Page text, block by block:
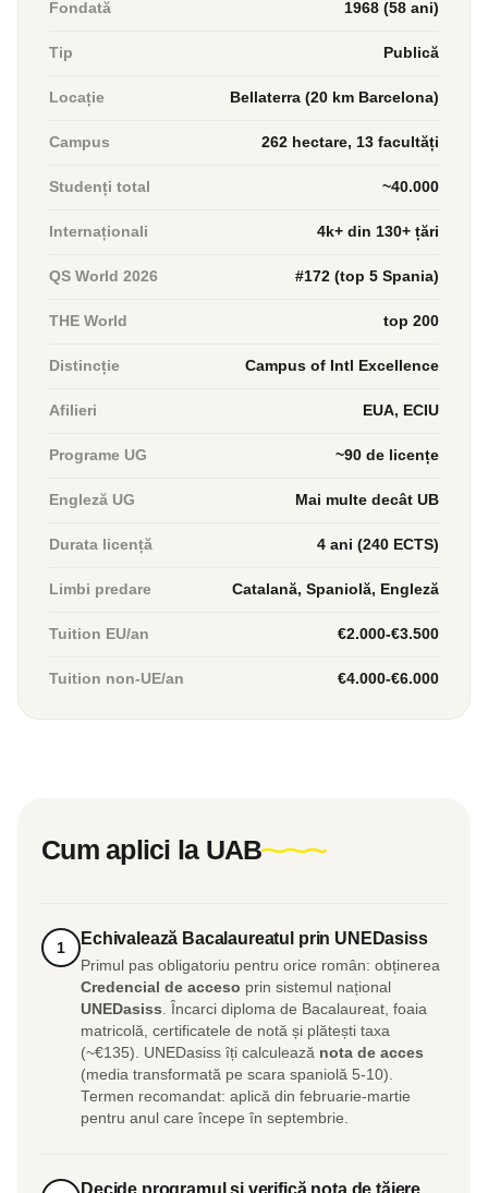
Fondată 1968 (58 ani)
Tip Publică
Locație Bellaterra (20 km Barcelona)
Campus 262 hectare, 13 facultăți
Studenți total ~40.000
Internaționali 4k+ din 130+ țări
QS World 2026 #172 (top 5 Spania)
THE World top 200
Distincție Campus of Intl Excellence
Afilieri EUA, ECIU
Programe UG ~90 de licențe
Engleză UG Mai multe decât UB
Durata licență 4 ani (240 ECTS)
Limbi predare Catalană, Spaniolă, Engleză
Tuition EU/an €2.000-€3.500
Tuition non-UE/an €4.000-€6.000
Cum aplici la UAB
1 Echivalează Bacalaureatul prin UNEDasiss
Primul pas obligatoriu pentru orice român: obținerea
Credencial de acceso prin sistemul național
UNEDasiss. Încarci diploma de Bacalaureat, foaia
matricolă, certificatele de notă și plătești taxa
(~€135). UNEDasiss îți calculează nota de acces
(media transformată pe scara spaniolă 5-10).
Termen recomandat: aplică din februarie-martie
pentru anul care începe în septembrie.